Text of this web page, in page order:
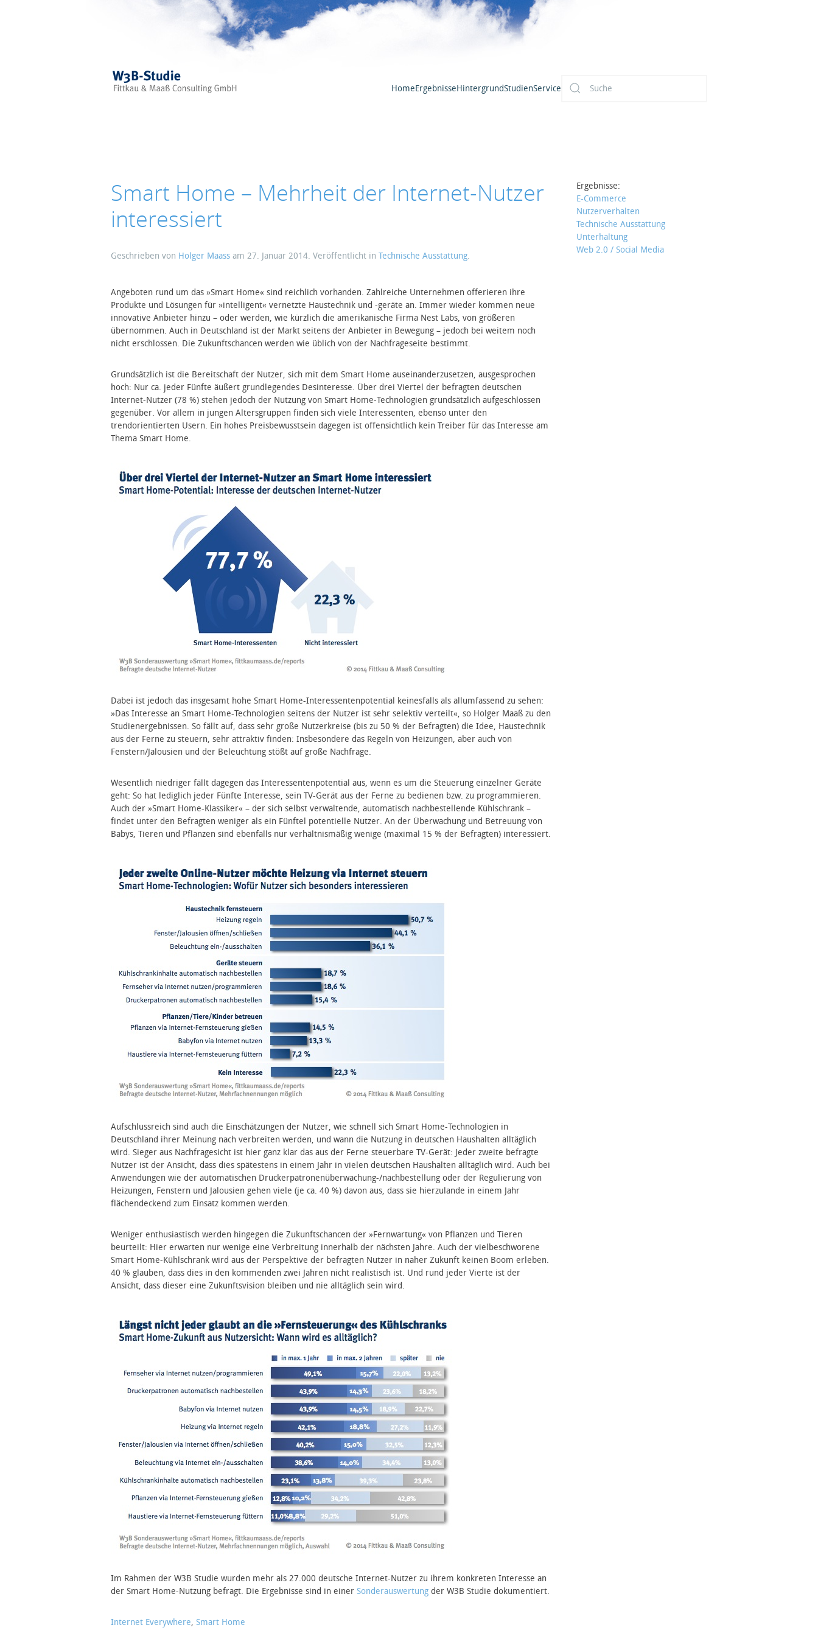
HomeErgebnisseHintergrundStudienService
Smart Home – Mehrheit der Internet-Nutzer
interessiert
Geschrieben von Holger Maass am 27. Januar 2014. Veröffentlicht in Technische Ausstattung.
Angeboten rund um das »Smart Home« sind reichlich vorhanden. Zahlreiche Unternehmen offerieren ihre
Produkte und Lösungen für »intelligent« vernetzte Haustechnik und -geräte an. Immer wieder kommen neue
innovative Anbieter hinzu – oder werden, wie kürzlich die amerikanische Firma Nest Labs, von größeren
übernommen. Auch in Deutschland ist der Markt seitens der Anbieter in Bewegung – jedoch bei weitem noch
nicht erschlossen. Die Zukunftschancen werden wie üblich von der Nachfrageseite bestimmt.
Grundsätzlich ist die Bereitschaft der Nutzer, sich mit dem Smart Home auseinanderzusetzen, ausgesprochen
hoch: Nur ca. jeder Fünfte äußert grundlegendes Desinteresse. Über drei Viertel der befragten deutschen
Internet-Nutzer (78 %) stehen jedoch der Nutzung von Smart Home-Technologien grundsätzlich aufgeschlossen
gegenüber. Vor allem in jungen Altersgruppen finden sich viele Interessenten, ebenso unter den
trendorientierten Usern. Ein hohes Preisbewusstsein dagegen ist offensichtlich kein Treiber für das Interesse am
Thema Smart Home.
Dabei ist jedoch das insgesamt hohe Smart Home-Interessentenpotential keinesfalls als allumfassend zu sehen:
»Das Interesse an Smart Home-Technologien seitens der Nutzer ist sehr selektiv verteilt«, so Holger Maaß zu den
Studienergebnissen. So fällt auf, dass sehr große Nutzerkreise (bis zu 50 % der Befragten) die Idee, Haustechnik
aus der Ferne zu steuern, sehr attraktiv finden: Insbesondere das Regeln von Heizungen, aber auch von
Fenstern/Jalousien und der Beleuchtung stößt auf große Nachfrage.
Wesentlich niedriger fällt dagegen das Interessentenpotential aus, wenn es um die Steuerung einzelner Geräte
geht: So hat lediglich jeder Fünfte Interesse, sein TV-Gerät aus der Ferne zu bedienen bzw. zu programmieren.
Auch der »Smart Home-Klassiker« – der sich selbst verwaltende, automatisch nachbestellende Kühlschrank –
findet unter den Befragten weniger als ein Fünftel potentielle Nutzer. An der Überwachung und Betreuung von
Babys, Tieren und Pflanzen sind ebenfalls nur verhältnismäßig wenige (maximal 15 % der Befragten) interessiert.
Aufschlussreich sind auch die Einschätzungen der Nutzer, wie schnell sich Smart Home-Technologien in
Deutschland ihrer Meinung nach verbreiten werden, und wann die Nutzung in deutschen Haushalten alltäglich
wird. Sieger aus Nachfragesicht ist hier ganz klar das aus der Ferne steuerbare TV-Gerät: Jeder zweite befragte
Nutzer ist der Ansicht, dass dies spätestens in einem Jahr in vielen deutschen Haushalten alltäglich wird. Auch bei
Anwendungen wie der automatischen Druckerpatronenüberwachung-/nachbestellung oder der Regulierung von
Heizungen, Fenstern und Jalousien gehen viele (je ca. 40 %) davon aus, dass sie hierzulande in einem Jahr
flächendeckend zum Einsatz kommen werden.
Weniger enthusiastisch werden hingegen die Zukunftschancen der »Fernwartung« von Pflanzen und Tieren
beurteilt: Hier erwarten nur wenige eine Verbreitung innerhalb der nächsten Jahre. Auch der vielbeschworene
Smart Home-Kühlschrank wird aus der Perspektive der befragten Nutzer in naher Zukunft keinen Boom erleben.
40 % glauben, dass dies in den kommenden zwei Jahren nicht realistisch ist. Und rund jeder Vierte ist der
Ansicht, dass dieser eine Zukunftsvision bleiben und nie alltäglich sein wird.
Im Rahmen der W3B Studie wurden mehr als 27.000 deutsche Internet-Nutzer zu ihrem konkreten Interesse an
der Smart Home-Nutzung befragt. Die Ergebnisse sind in einer Sonderauswertung der W3B Studie dokumentiert.
Internet Everywhere, Smart Home
Ergebnisse:
E-Commerce
Nutzerverhalten
Technische Ausstattung
Unterhaltung
Web 2.0 / Social Media